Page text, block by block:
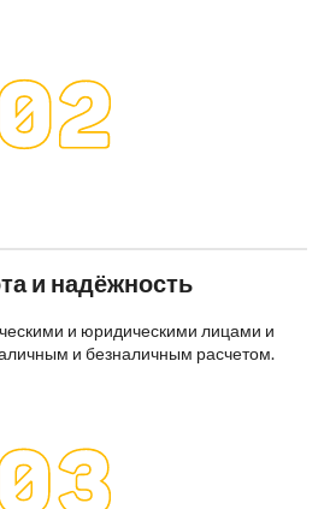
и надёжность
и юридическими лицами и
и безналичным расчетом.